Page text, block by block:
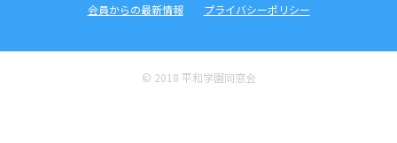
会員からの最新情報
プライバシーポリシー
© 2018 平和学園同窓会